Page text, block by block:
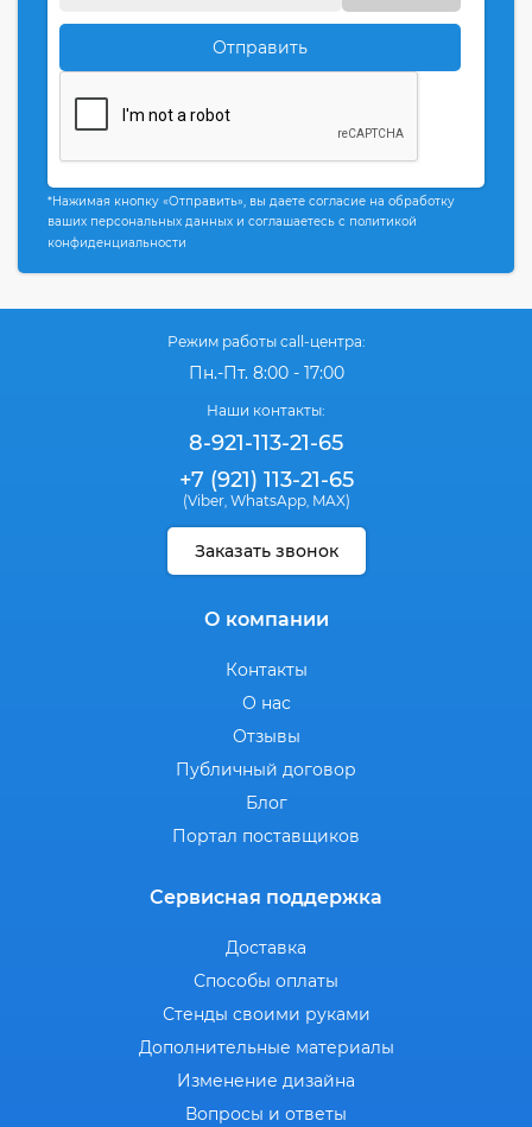
Отправить
*Нажимая кнопку «Отправить», вы даете согласие на обработку
ваших персональных данных и соглашаетесь с политикой
конфиденциальности
Режим работы call-центра:
Пн.-Пт. 8:00 - 17:00
Наши контакты:
8-921-113-21-65
+7 (921) 113-21-65
(Viber, WhatsApp, MAX)
Заказать звонок
О компании
Контакты
О нас
Отзывы
Публичный договор
Блог
Портал поставщиков
Сервисная поддержка
Доставка
Способы оплаты
Стенды своими руками
Дополнительные материалы
Изменение дизайна
Вопросы и ответы